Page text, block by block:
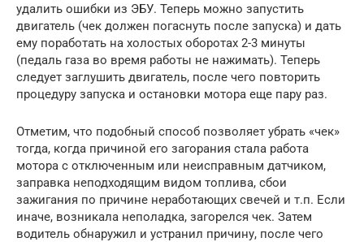
удалить ошибки из ЭБУ. Теперь можно запустить
двигатель (чек должен погаснуть после запуска) и дать
ему поработать на холостых оборотах 2-3 минуты
(педаль газа во время работы не нажимать). Теперь
следует заглушить двигатель, после чего повторить
процедуру запуска и остановки мотора еще пару раз.
Отметим, что подобный способ позволяет убрать «чек»
тогда, когда причиной его загорания стала работа
мотора с отключенным или неисправным датчиком,
заправка неподходящим видом топлива, сбои
зажигания по причине неработающих свечей и т.п. Если
иначе, возникала неполадка, загорелся чек. Затем
водитель обнаружил и устранил причину, после чего